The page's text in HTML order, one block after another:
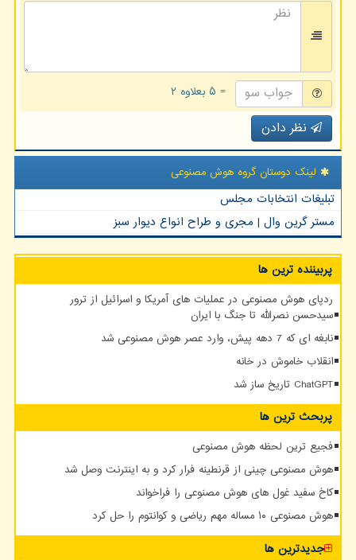
= ۵ بعلاوه ۲
نظر دادن
لینک دوستان گروه هوش مصنوعی
تبلیغات انتخابات مجلس
مستر گرین وال | مجری و طراح انواع دیوار سبز
پربیننده ترین ها
ردپای هوش مصنوعی در عملیات های آمریکا و اسرائیل از ترور
سیدحسن نصرالله تا جنگ با ایران
نابغه ای که 7 دهه پیش، وارد عصر هوش مصنوعی شد
انقلاب خاموش در خانه
ChatGPT تاریخ ساز شد
پربحث ترین ها
فجیع ترین لحظه هوش مصنوعی
هوش مصنوعی چینی از قرنطینه فرار کرد و به اینترنت وصل شد
کاخ سفید غول های هوش مصنوعی را فراخواند
هوش مصنوعی ۱۰ مساله مهم ریاضی و کوانتوم را حل کرد
جدیدترین ها